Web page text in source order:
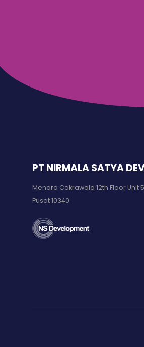
PT NIRMALA SATYA
Menara Cakrawala 12th Floor Unit
Pusat 10340